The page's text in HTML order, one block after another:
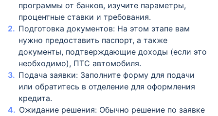
программы от банков, изучите параметры,
процентные ставки и требования.
Подготовка документов: На этом этапе вам
нужно предоставить паспорт, а также
документы, подтверждающие доходы (если это
необходимо), ПТС автомобиля.
Подача заявки: Заполните форму для подачи
или обратитесь в отделение для оформления
кредита.
Ожидание решения: Обычно решение по заявке